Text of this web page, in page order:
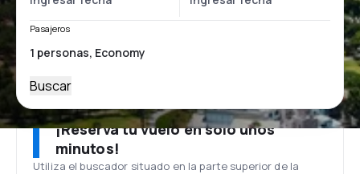
Pasajeros
Buscar
¡Reserva tu vuelo en solo unos
minutos!
Utiliza el buscador situado en la parte superior de la